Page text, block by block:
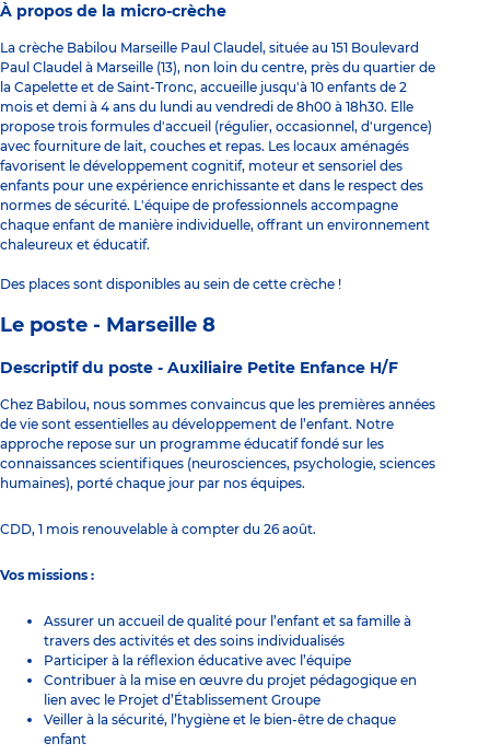
À propos de la micro-crèche
La crèche Babilou Marseille Paul Claudel, située au 151 Boulevard
Paul Claudel à Marseille (13), non loin du centre, près du quartier de
la Capelette et de Saint-Tronc, accueille jusqu'à 10 enfants de 2
mois et demi à 4 ans du lundi au vendredi de 8h00 à 18h30. Elle
propose trois formules d'accueil (régulier, occasionnel, d'urgence)
avec fourniture de lait, couches et repas. Les locaux aménagés
favorisent le développement cognitif, moteur et sensoriel des
enfants pour une expérience enrichissante et dans le respect des
normes de sécurité. L'équipe de professionnels accompagne
chaque enfant de manière individuelle, offrant un environnement
chaleureux et éducatif.
Des places sont disponibles au sein de cette crèche !
Le poste - Marseille 8
Descriptif du poste - Auxiliaire Petite Enfance H/F
Chez Babilou, nous sommes convaincus que les premières années
de vie sont essentielles au développement de l’enfant. Notre
approche repose sur un programme éducatif fondé sur les
connaissances scientifiques (neurosciences, psychologie, sciences
humaines), porté chaque jour par nos équipes.
CDD, 1 mois renouvelable à compter du 26 août.
Vos missions :
Assurer un accueil de qualité pour l’enfant et sa famille à
travers des activités et des soins individualisés
Participer à la réflexion éducative avec l’équipe
Contribuer à la mise en œuvre du projet pédagogique en
lien avec le Projet d’Établissement Groupe
Veiller à la sécurité, l’hygiène et le bien-être de chaque
enfant